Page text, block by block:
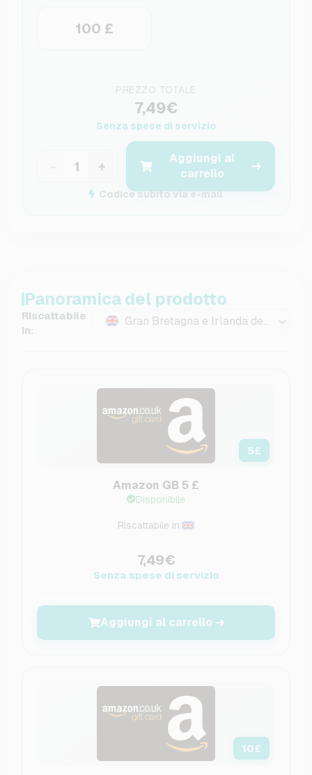
100 £
PREZZO TOTALE
7,49€
Senza spese di servizio
+
Aggiungi al
carrello
Codice subito via e-mail
Panoramica del prodotto
Riscattabile
in:
Gran Bretagna e Irlanda del Nord
5£
Amazon GB 5 £
Disponibile
Riscattabile in:
7,49€
Senza spese di servizio
Aggiungi al carrello
10£